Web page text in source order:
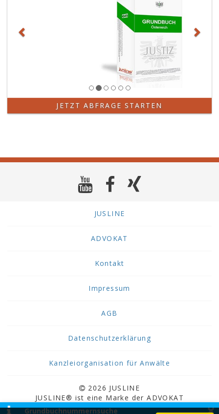
JETZT ABFRAGE STARTEN
JUSLINE
ADVOKAT
Kontakt
Impressum
AGB
Datenschutzerklärung
Kanzleiorganisation für Anwälte
2026 JUSLINE
JUSLINE® ist eine Marke der ADVOKAT
Unternehmensberatung Greiter & Greiter GmbH.
Grundbuchnummernsuche